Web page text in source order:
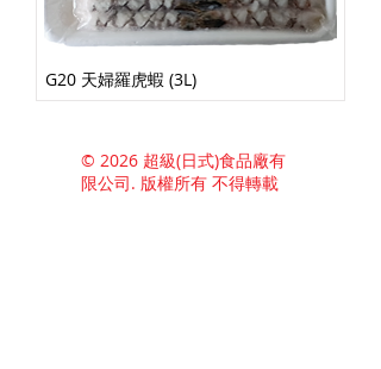
G20 天婦羅虎蝦 (3L)
© 2026 超級(日式)食品廠有
限公司. 版權所有 不得轉載